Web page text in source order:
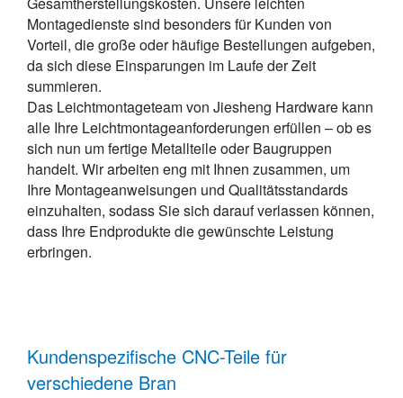
Montagedienste sind besonders für Kunden von
Vorteil, die große oder häufige Bestellungen aufgeben,
da sich diese Einsparungen im Laufe der Zeit
summieren.
Das Leichtmontageteam von Jiesheng Hardware kann
alle Ihre Leichtmontageanforderungen erfüllen – ob es
sich nun um fertige Metallteile oder Baugruppen
handelt. Wir arbeiten eng mit Ihnen zusammen, um
Ihre Montageanweisungen und Qualitätsstandards
einzuhalten, sodass Sie sich darauf verlassen können,
dass Ihre Endprodukte die gewünschte Leistung
erbringen.
Kundenspezifische CNC-Teile für
verschiedene Bran